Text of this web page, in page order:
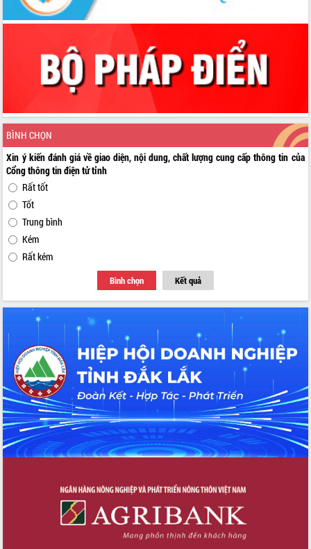
BÌNH CHỌN
Xin ý kiến đánh giá về giao diện, nội dung, chất lượng cung cấp thông tin của
Cổng thông tin điện tử tỉnh
Rất tốt
Tốt
Trung bình
Kém
Rất kém
Bình chọn Kết quả